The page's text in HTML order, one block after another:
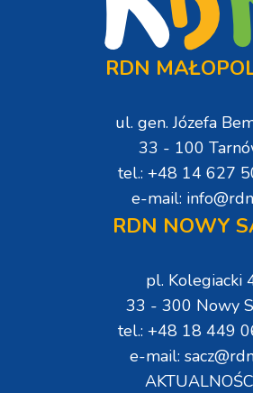
RDN
ul. gen. Józefa
33 - 100
tel.: +48 14 627
e-mail:
RDN NOWY
pl. Kolegiacki
33 - 300 Nowy
tel.: +48 18 449
e-mail: